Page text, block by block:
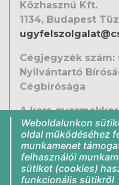
Közhasznú Kft.
1134, Budapest
Cégjegyzék szám:
Nyilvántartó
Cégbírósága
A kora
fejlesztése
EFOP-1.9.5-
Közérdekű adatok
Jogi nyilatkozat
Weboldalunkon
oldal működéséhez
munkamenet
felhasználói
sütiket (cookies)
funkcionális sütikről